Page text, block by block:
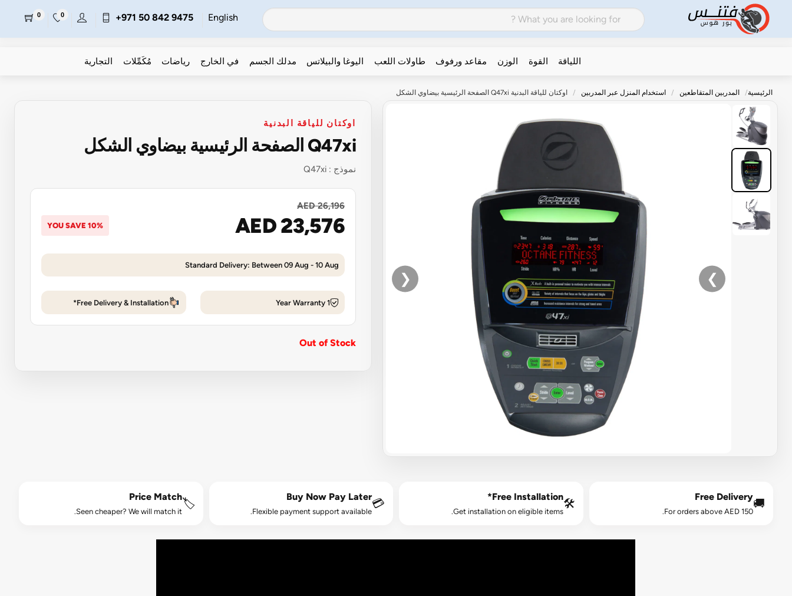
English
+971 50 842 9475
0
0
اللياقة القوة الوزن مقاعد ورفوف طاولات اللعب اليوغا والبيلاتس مدلك الجسم في الخارج رياضات مُكَمِّلات التجارية
الرئيسية المدربين المتقاطعين استخدام المنزل عبر المدربين اوكتان للياقة البدنية Q47xi الصفحة الرئيسية بيضاوي الشكل
❮ ❯
اوكتان للياقة البدنية
Q47xi الصفحة الرئيسية بيضاوي الشكل
نموذج : Q47xi
AED 26,196
AED 23,576
YOU SAVE 10%
Standard Delivery: Between 09 Aug - 10 Aug
1 Year Warranty
Free Delivery & Installation*
Out of Stock
🚚
Free Delivery
For orders above AED 150.
🛠️
Free Installation*
Get installation on eligible items.
💳
Buy Now Pay Later
Flexible payment support available.
🏷️
Price Match
Seen cheaper? We will match it.